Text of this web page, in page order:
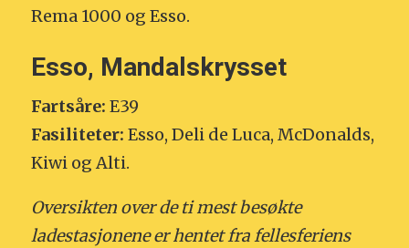
Rema 1000 og Esso.
Esso, Mandalskrysset
Fartsåre: E39
Fasiliteter: Esso, Deli de Luca, McDonalds,
Kiwi og Alti.
Oversikten over de ti mest besøkte
ladestasjonene er hentet fra fellesferiens